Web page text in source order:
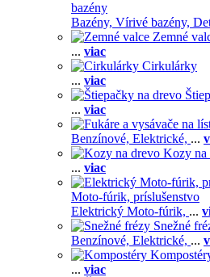
bazény
Bazény, Vírivé bazény,
Zemné
... viac
Cirkulárky
... viac
... viac
Benzínové, Elektrické, ...
Kozy na
... viac
Moto-fúrik, príslušenstvo
Elektrický Moto-fúrik, ...
Snežné
Benzínové, Elektrické, ...
... viac